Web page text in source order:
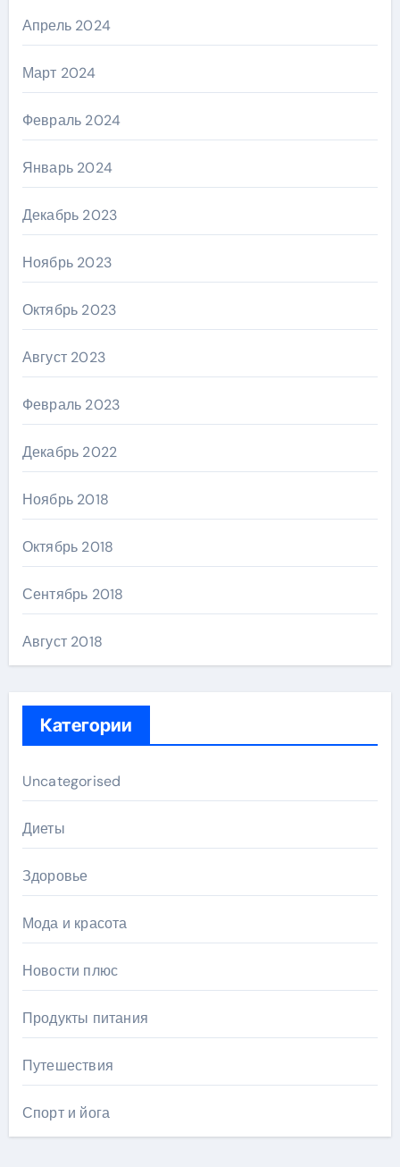
Апрель 2024
Март 2024
Февраль 2024
Январь 2024
Декабрь 2023
Ноябрь 2023
Октябрь 2023
Август 2023
Февраль 2023
Декабрь 2022
Ноябрь 2018
Октябрь 2018
Сентябрь 2018
Август 2018
Категории
Uncategorised
Диеты
Здоровье
Мода и красота
Новости плюс
Продукты питания
Путешествия
Спорт и йога